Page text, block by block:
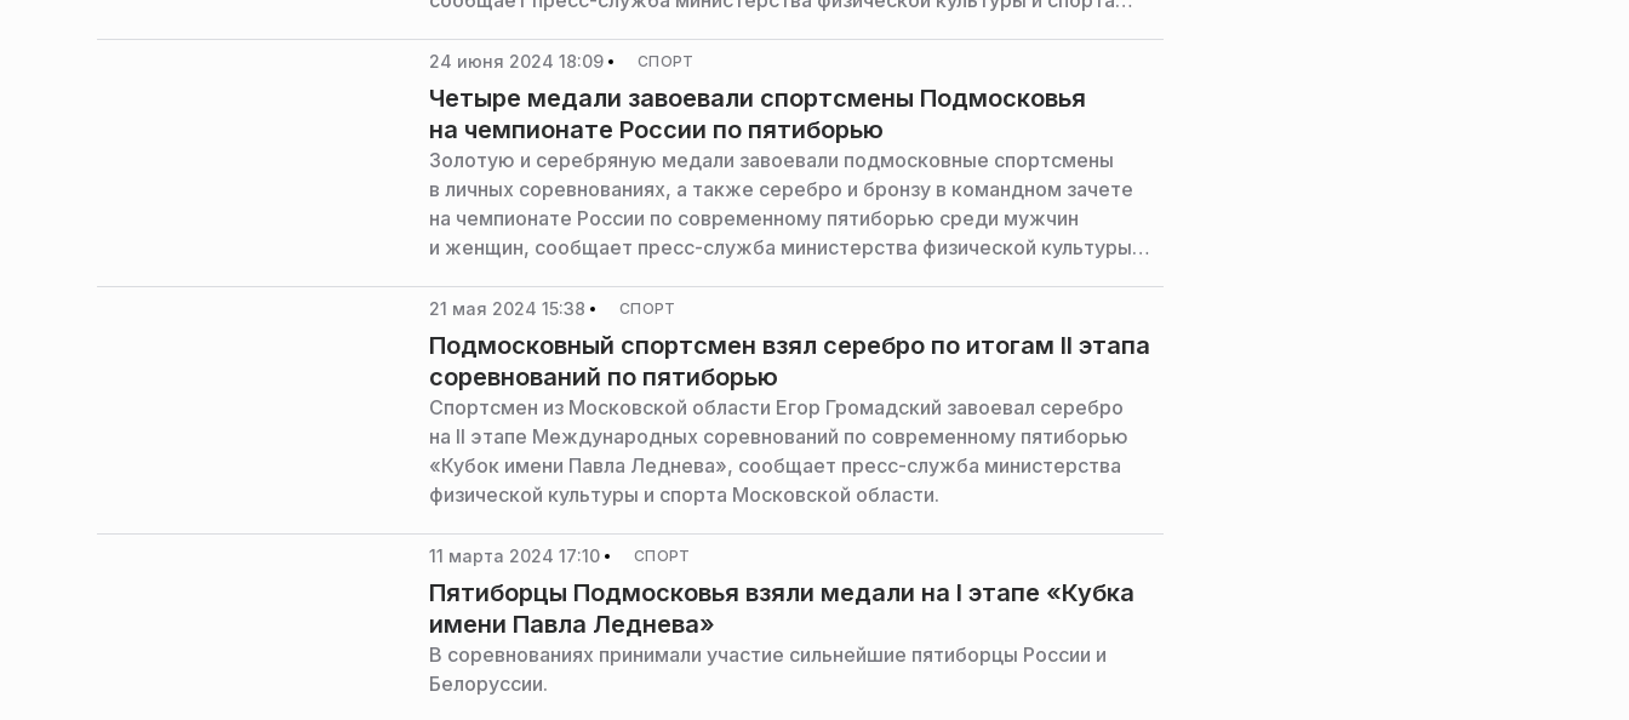
24 июня 2024 18:09 СПОРТ
Четыре медали завоевали спортсмены Подмосковья
на чемпионате России по пятиборью
Золотую и серебряную медали завоевали подмосковные спортсмены
в личных соревнованиях, а также серебро и бронзу в командном зачете
на чемпионате России по современному пятиборью среди мужчин
и женщин, сообщает пресс-служба министерства физической культуры
21 мая 2024 15:38 СПОРТ
Подмосковный спортсмен взял серебро по итогам II этапа
соревнований по пятиборью
Спортсмен из Московской области Егор Громадский завоевал серебро
на II этапе Международных соревнований по современному пятиборью
«Кубок имени Павла Леднева», сообщает пресс-служба министерства
физической культуры и спорта Московской области.
11 марта 2024 17:10 СПОРТ
Пятиборцы Подмосковья взяли медали на I этапе «Кубка
имени Павла Леднева»
В соревнованиях принимали участие сильнейшие пятиборцы России и
Белоруссии.